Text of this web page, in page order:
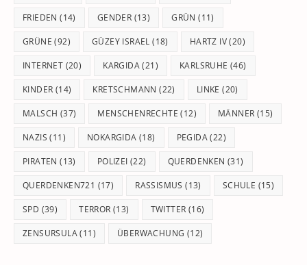
FRIEDEN (14) GENDER (13) GRÜN (11)
GRÜNE (92) GÜZEY ISRAEL (18) HARTZ IV(20)
INTERNET (20) KARGIDA(21) KARLSRUHE (46)
KINDER (14) KRETSCHMANN (22) LINKE (20)
MALSCH (37) MENSCHENRECHTE (12) MÄNNER (15)
NAZIS (11) NOKARGIDA (18) PEGIDA(22)
PIRATEN (13) POLIZEI (22) QUERDENKEN (31)
QUERDENKEN721 (17) RASSISMUS (13) SCHULE (15)
SPD (39) TERROR (13) TWITTER (16)
ZENSURSULA(11) ÜBERWACHUNG (12)